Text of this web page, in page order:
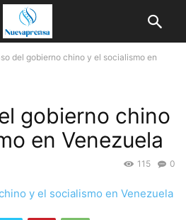
del gobierno chino y el socialismo en
gobierno chino
en Venezuela
0
115